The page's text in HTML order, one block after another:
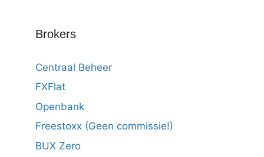
Brokers
Centraal Beheer
FXFlat
Openbank
Freestoxx (Geen commissie!)
BUX Zero